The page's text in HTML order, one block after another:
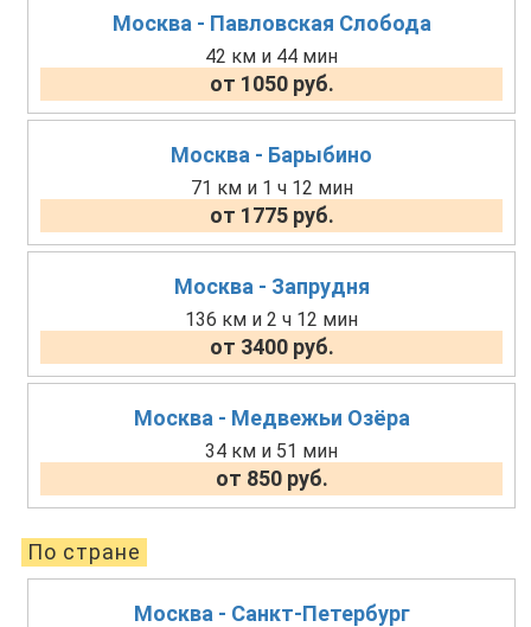
Москва - Павловская Слобода
42 км и 44 мин
от 1050 руб.
Москва - Барыбино
71 км и 1 ч 12 мин
от 1775 руб.
Москва - Запрудня
136 км и 2 ч 12 мин
от 3400 руб.
Москва - Медвежьи Озёра
34 км и 51 мин
от 850 руб.
По стране
Москва - Санкт-Петербург